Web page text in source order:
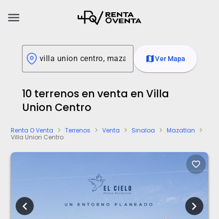
menu
mapVer Mapa
10 terrenos en venta en Villa
Union Centro
Renta O Venta chevron_right Terrenos chevron_right Venta chevron_right Sinaloa chevron_right Mazatlan chevron_right
Villa Union Centro
favorite_border
chevron_left chevron_right